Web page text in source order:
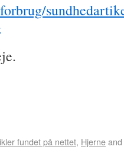
fundet på nettet, Hjerne